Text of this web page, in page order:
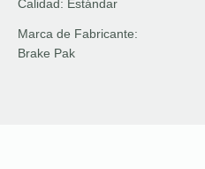
Calidad: Estándar
Marca de Fabricante:
Brake Pak